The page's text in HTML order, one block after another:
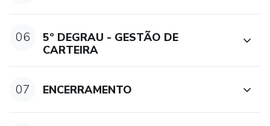
06
5º DEGRAU - GESTÃO DE
CARTEIRA
07 ENCERRAMENTO